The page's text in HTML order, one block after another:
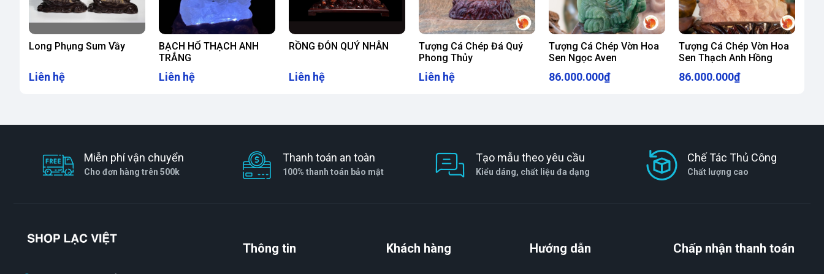
cực.
Kết hợp Thiềm Thừ với các vật phẩm phong thủy khác để tăng cường hiệu quả.
Long Phụng Sum Vầy
Liên hệ
BẠCH HỔ THẠCH ANH
TRẮNG
Liên hệ
RỒNG ĐÓN QUÝ NHÂN
Liên hệ
Tượng Cá Chép Đá Quý
Phong Thủy
Liên hệ
Tượng Cá Chép Vờn Hoa
Sen Ngọc Aven
86.000.000₫
Tượng Cá Chép Vờn Hoa
Sen Thạch Anh Hồng
86.000.000₫
Miễn phí vận chuyển
Cho đơn hàng trên 500k
Thanh toán an toàn
100% thanh toán bảo mật
Tạo mẫu theo yêu cầu
Kiểu dáng, chất liệu đa dạng
Chế Tác Thủ Công
Chất lượng cao
Thông tin Khách hàng Hướng dẫn Chấp nhận thanh toán